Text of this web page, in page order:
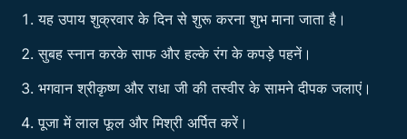
यह उपाय शुक्रवार के दिन से शुरू करना शुभ माना जाता है।
सुबह स्नान करके साफ और हल्के रंग के कपड़े पहनें।
भगवान श्रीकृष्ण और राधा जी की तस्वीर के सामने दीपक जलाएं।
पूजा में लाल फूल और मिश्री अर्पित करें।